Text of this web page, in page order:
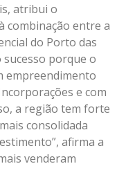
atribui o
combinação entre a
do Porto das
porque o
empreendimento
e com
a região tem forte
consolidada
afirma a
venderam